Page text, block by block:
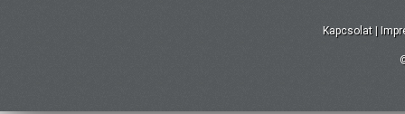
Kapcsolat |